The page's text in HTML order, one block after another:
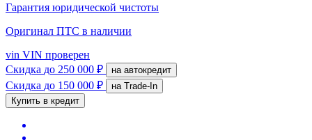
Гарантия юридической чистоты
Оригинал ПТС в наличии
vin VIN проверен
Скидка до 250 000 ₽ на автокредит
Скидка до 150 000 ₽
на Trade-In
Купить в кредит